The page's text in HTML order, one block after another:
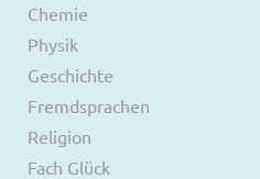
Chemie
Physik
Geschichte
Fremdsprachen
Religion
Fach Glück